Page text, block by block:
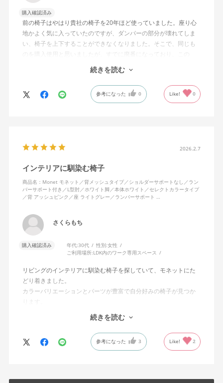
購入確認済み
前の椅子はやはり貴社の椅子を20年ほど使っていました。座り心
地かよく気に入っていたのですが、ダンパーの部分が壊れてしま
い、椅子を上下することができなくなりました。そこで、同じも
のを購入使用と思いましたが、すでに廃番になっており、この
MonEtを購入しました。やや固めの椅子ですが、使っているうち
になじんでくるのではと思っています。フローリング床で使って
いますが、ややキャスターがよく動きすぎるのが難点でしょう
か。
続きを読む
参考になった 0 Like! 0
2026.2.7
インテリアに馴染む椅子
商品名：Monet モネット／背メッシュタイプ／ショルダーサポートなし／ラン
バーサポート付き／L型肘／ホワイト脚／本体ホワイト／セレクトカラータイプ
／背 アッシュピンク／座 ライトグレー／ランバーサポート …
さくらもち
購入確認済み 年代:30代 性別:女性
ご利用場所:LDK内のワーク専用スペース
リビングのインテリアに馴染む椅子を探していて、モネットにた
どり着きました。
カラーバリエーションとパーツが豊富で自分好みの椅子が見つか
オフィスチェアにしては比較的コンパクトで家に置くのに最適で
した、座り心地も良く大変気に入っています。
今回どうしても欲しい色の組み合わせがあったので固定肘の物を
購入しましたが、欲を言えば稼働肘バージョンもバイカラーなど
続きを読む
参考になった 3 Like! 2